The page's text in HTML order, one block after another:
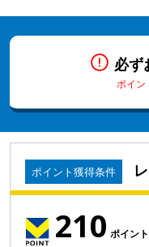
必ず
ポイン
ポイント獲得条件
210 ポイント